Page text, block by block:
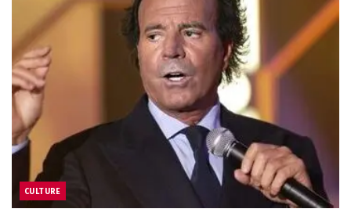
CULTURE